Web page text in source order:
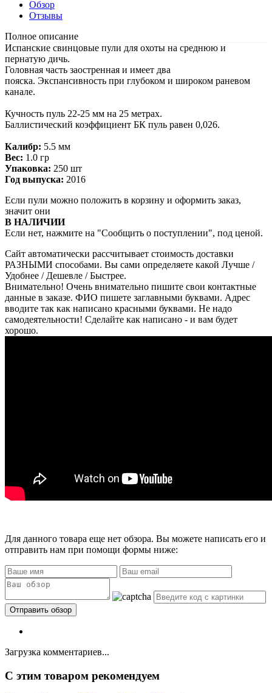
Обзор
Отзывы
Полное описание
Испанские свинцовые пули для охоты на среднюю и
пернатую дичь.
Головная часть заостренная и имеет два
пояска. Экспансивность при глубоком и широком раневом
канале.
Кучность пуль 22-25 мм на 25 метрах.
Баллистический коэффициент БК пуль равен 0,026.
Калибр: 5.5 мм
Вес: 1.0 гр
Упаковка: 250 шт
Год выпуска: 2016
Если пули можно положить в корзину и оформить заказ,
значит они
В НАЛИЧИИ
Если нет, нажмите на "Сообщить о поступлении", под ценой.
Сайт автоматически рассчитывает стоимость доставки
РАЗНЫМИ способами. Вы сами определяете какой Лучше /
Удобнее / Дешевле / Быстрее.
Внимательно! Очень внимательно пишите свои контактные
данные в заказе. ФИО пишете заглавными буквами. Адрес
вводите так как написано красными буквами. Не надо
самодеятельности! Сделайте как написано - и вам будет
хорошо.
Для данного товара еще нет обзора. Вы можете написать его и
отправить нам при помощи формы ниже:
Загрузка комментариев...
C этим товаром рекомендуем